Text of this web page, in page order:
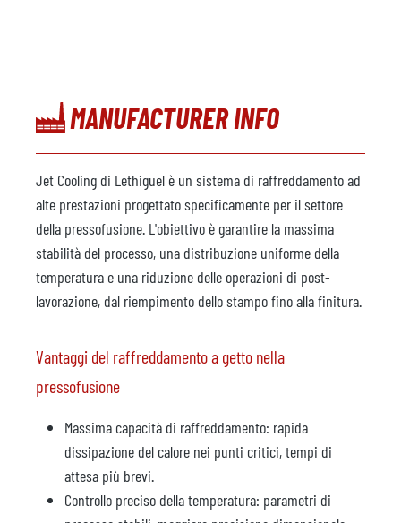
MANUFACTURER INFO
Jet Cooling di Lethiguel è un sistema di raffreddamento ad
alte prestazioni progettato specificamente per il settore
della pressofusione. L'obiettivo è garantire la massima
stabilità del processo, una distribuzione uniforme della
temperatura e una riduzione delle operazioni di post-
lavorazione, dal riempimento dello stampo fino alla finitura.
Vantaggi del raffreddamento a getto nella
pressofusione
Massima capacità di raffreddamento: rapida
dissipazione del calore nei punti critici, tempi di
attesa più brevi.
Controllo preciso della temperatura: parametri di